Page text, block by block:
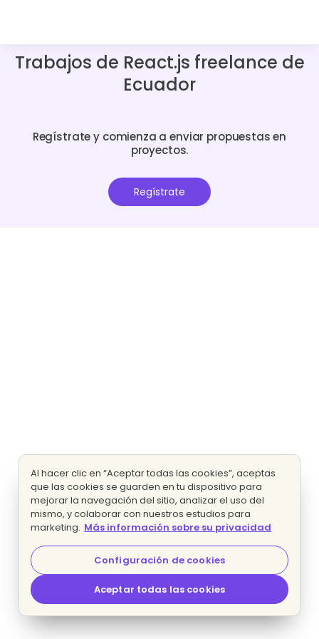
Trabajos de React.js freelance de
Ecuador
Regístrate y comienza a enviar propuestas en
proyectos.
Regístrate
Al hacer clic en “Aceptar todas las cookies”, aceptas
que las cookies se guarden en tu dispositivo para
mejorar la navegación del sitio, analizar el uso del
mismo, y colaborar con nuestros estudios para
marketing. Más información sobre su privacidad
Configuración de cookies
Aceptar todas las cookies